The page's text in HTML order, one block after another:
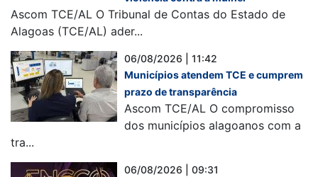
Ascom TCE/AL O Tribunal de Contas do Estado de
Alagoas (TCE/AL) ader...
06/08/2026 | 11:42
Municípios atendem TCE e cumprem
prazo de transparência
Ascom TCE/AL O compromisso
dos municípios alagoanos com a
tra...
06/08/2026 | 09:31